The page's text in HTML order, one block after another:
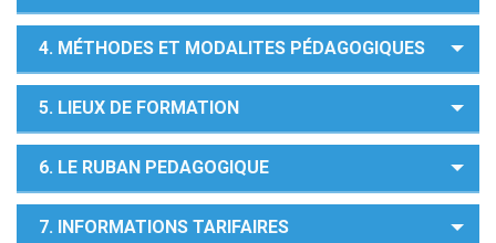
4. MÉTHODES ET MODALITES PÉDAGOGIQUES
5. LIEUX DE FORMATION
6. LE RUBAN PEDAGOGIQUE
7. INFORMATIONS TARIFAIRES